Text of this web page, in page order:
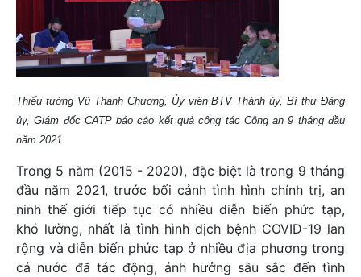
Thiếu tướng Vũ Thanh Chương, Ủy viên BTV Thành ủy, Bí thư Đảng
ủy, Giám đốc CATP báo cáo kết quả công tác Công an 9 tháng đầu
năm 2021
Trong 5 năm (2015 - 2020), đặc biệt là trong 9 tháng
đầu năm 2021, trước bối cảnh tình hình chính trị, an
ninh thế giới tiếp tục có nhiều diễn biến phức tạp,
khó lường, nhất là tình hình dịch bệnh COVID-19 lan
rộng và diễn biến phức tạp ở nhiều địa phương trong
cả nước đã tác động, ảnh hưởng sâu sắc đến tình